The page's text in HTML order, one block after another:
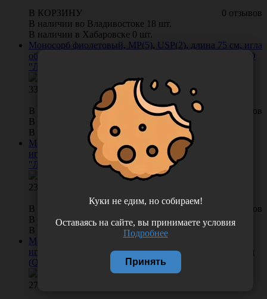
0 отзывов
В КОРЗИНУ
В наличии во Владивостоке 18 шт.
В наличии в Хабаровске 0 шт.
Моносорб фиолетовый, МР(5), USP(2), длина 75 см, игла
обратно-режущая HS-40, 1/2 окружности, Россия (ООО
"Линтекс") 12050B400750
333.00
0 отзывов
В КОРЗИНУ
В наличии во Владивостоке 85 шт.
В наличии в Хабаровске 0 шт.
Моносорб фиолетовый, МР(2) USP(3/0), длина 75 см,
игла колющая HR-20, 1/2 окружности, Россия (ООО
"Линтекс") 12020A200750
239.00
0 отзывов
В КОРЗИНУ
В наличии во Владивостоке 147 шт.
В наличии в Хабаровске 0 шт.
Моносорб фиолетовый, МР(2) USP(3/0), длина 75 см,
игла колюще-режущая HRT-20, 1/2 окружности, Россия
(ООО "Линтекс") 12020C200750
275.00
Куки не едим, но собираем!
Оставаясь на сайте, вы принимаете условия
Подробнее
Принять